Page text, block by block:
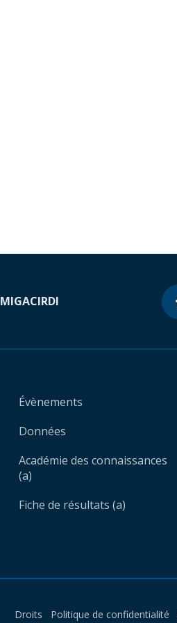
MIGACIRDI
Évènements
Données
Académie des connaissances
(a)
Fiche de résultats (a)
Droits Politique de confidentialité